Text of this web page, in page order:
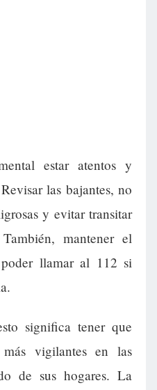
estar atentos y
las bajantes, no
y evitar transitar
mantener el
llamar al 112 si
significa tener que
vigilantes en las
de sus hogares. La